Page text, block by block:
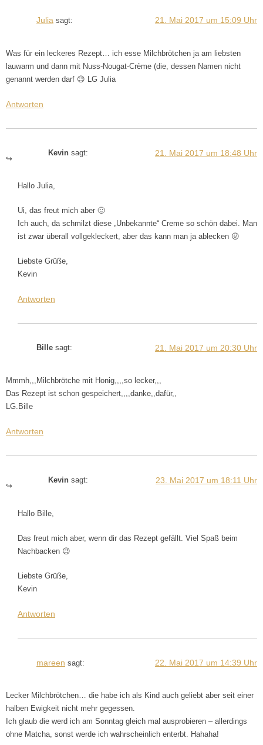
Julia sagt: 21. Mai 2017 um 15:09 Uhr
Was für ein leckeres Rezept… ich esse Milchbrötchen ja am liebsten
lauwarm und dann mit Nuss-Nougat-Crème (die, dessen Namen nicht
genannt werden darf 😉 LG Julia
Antworten
Kevin sagt: 21. Mai 2017 um 18:48 Uhr
Hallo Julia,
Ui, das freut mich aber 🙂
Ich auch, da schmilzt diese „Unbekannte“ Creme so schön dabei. Man
ist zwar überall vollgekleckert, aber das kann man ja ablecken 😛
Liebste Grüße,
Kevin
Antworten
Bille sagt: 21. Mai 2017 um 20:30 Uhr
Mmmh,,,Milchbrötche mit Honig,,,,so lecker,,,
Das Rezept ist schon gespeichert,,,,danke,,dafür,,
LG.Bille
Antworten
Kevin sagt: 23. Mai 2017 um 18:11 Uhr
Hallo Bille,
Das freut mich aber, wenn dir das Rezept gefällt. Viel Spaß beim
Nachbacken 😉
Liebste Grüße,
Kevin
Antworten
mareen sagt: 22. Mai 2017 um 14:39 Uhr
Lecker Milchbrötchen… die habe ich als Kind auch geliebt aber seit einer
halben Ewigkeit nicht mehr gegessen.
Ich glaub die werd ich am Sonntag gleich mal ausprobieren – allerdings
ohne Matcha, sonst werde ich wahrscheinlich enterbt. Hahaha!